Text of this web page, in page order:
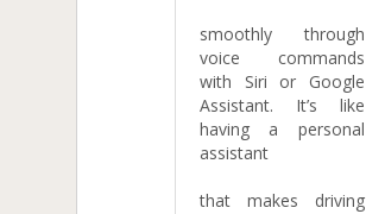
smoothly through
voice commands
with Siri or Google
Assistant. It’s like
having a personal
assistant
that makes driving